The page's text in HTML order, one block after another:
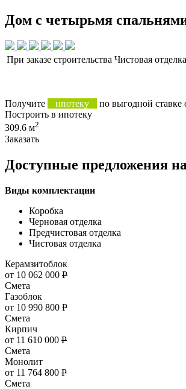
Дом с четырьмя
При заказе строительства Чистовая
Получите ипотеку по выгодной ставке
Построить в ипотеку
309.6 м2
Заказать
Доступные предложения
Виды комплектации
Коробка
Черновая отделка
Предчистовая отделка
Чистовая отделка
Керамзитоблок
от 10 062 000 Р
Смета
Газоблок
от 10 990 800 Р
Смета
Кирпич
от 11 610 000 Р
Смета
Монолит
от 11 764 800 Р
Смета